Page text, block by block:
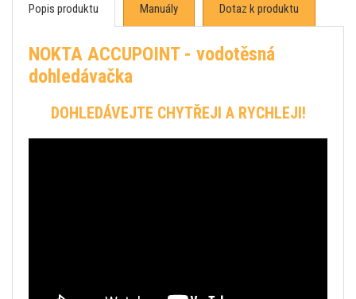
Popis produktu Manuály Dotaz k produktu
NOKTA ACCUPOINT - vodotěsná
dohledávačka
DOHLEDÁVEJTE CHYTŘEJI A RYCHLEJI!